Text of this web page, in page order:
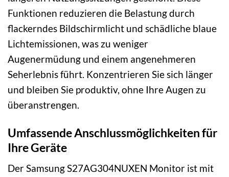
Funktionen reduzieren die Belastung durch
flackerndes Bildschirmlicht und schädliche blaue
Lichtemissionen, was zu weniger
Augenermüdung und einem angenehmeren
Seherlebnis führt. Konzentrieren Sie sich länger
und bleiben Sie produktiv, ohne Ihre Augen zu
überanstrengen.
Umfassende Anschlussmöglichkeiten für
Ihre Geräte
Der Samsung S27AG304NUXEN Monitor ist mit